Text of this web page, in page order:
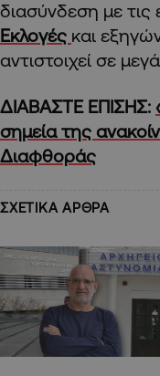
διασύνδεση με τις
Εκλογές και
αντιστοιχεί σε
ΔΙΑΒΑΣΤΕ ΕΠΙΣΗΣ:
σημεία της
Διαφθοράς
ΣΧΕΤΙΚΑ ΑΡΘΡΑ